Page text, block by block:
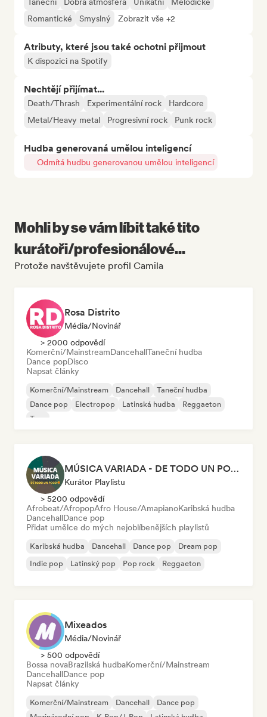
Romantické
Smyslný Zobrazit vše +2
Atributy, které jsou také ochotni přijmout
K dispozici na Spotify
Nechtějí přijímat...
Death/Thrash Experimentální rock
Hardcore
Metal/Heavy metal
Progresivní rock Punk rock
Hudba generovaná umělou inteligencí
Odmítá hudbu generovanou umělou inteligencí
Mohli by se vám líbit také tito
kurátoři/profesionálové...
Protože navštěvujete profil Camila
Rosa Distrito
Média/novinář
> 2000 odpovědí
Komerční/MainstreamDancehallTaneční hudba
Dance popDisco
Napsat články
Komerční/Mainstream Dancehall
Taneční hudba
Dance pop
Electropop Latinská hudba
Reggaeton
Trap
MÚSICA VARIADA - DE TODO UN POCO
Kurátor Playlistu
> 5200 odpovědí
Afrobeat/AfropopAfro House/AmapianoKaribská hudba
DancehallDance pop
Přidat umělce do mých nejoblíbenějších playlistů
Karibská hudba Dancehall Dance pop
Dream pop
Indie pop
Latinský pop Pop rock Reggaeton
Mixeados
Média/novinář
> 500 odpovědí
Bossa novaBrazilská hudbaKomerční/Mainstream
DancehallDance pop
Napsat články
Komerční/Mainstream Dancehall
Dance pop